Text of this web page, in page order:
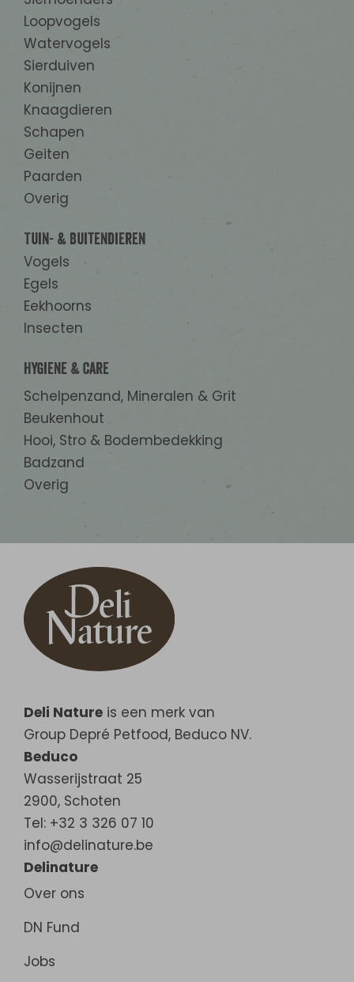
Loopvogels
Watervogels
Sierduiven
Konijnen
Knaagdieren
Schapen
Geiten
Paarden
Overig
Tuin- & Buitendieren
Vogels
Egels
Eekhoorns
Insecten
Hygiene & Care
Schelpenzand, Mineralen & Grit
Beukenhout
Hooi, Stro & Bodembedekking
Badzand
Overig
Deli Nature is een merk van
Group Depré Petfood, Beduco NV.
Beduco
Wasserijstraat 25
2900, Schoten
Tel: +32 3 326 07 10
info@delinature.be
Delinature
Over ons
DN Fund
Jobs